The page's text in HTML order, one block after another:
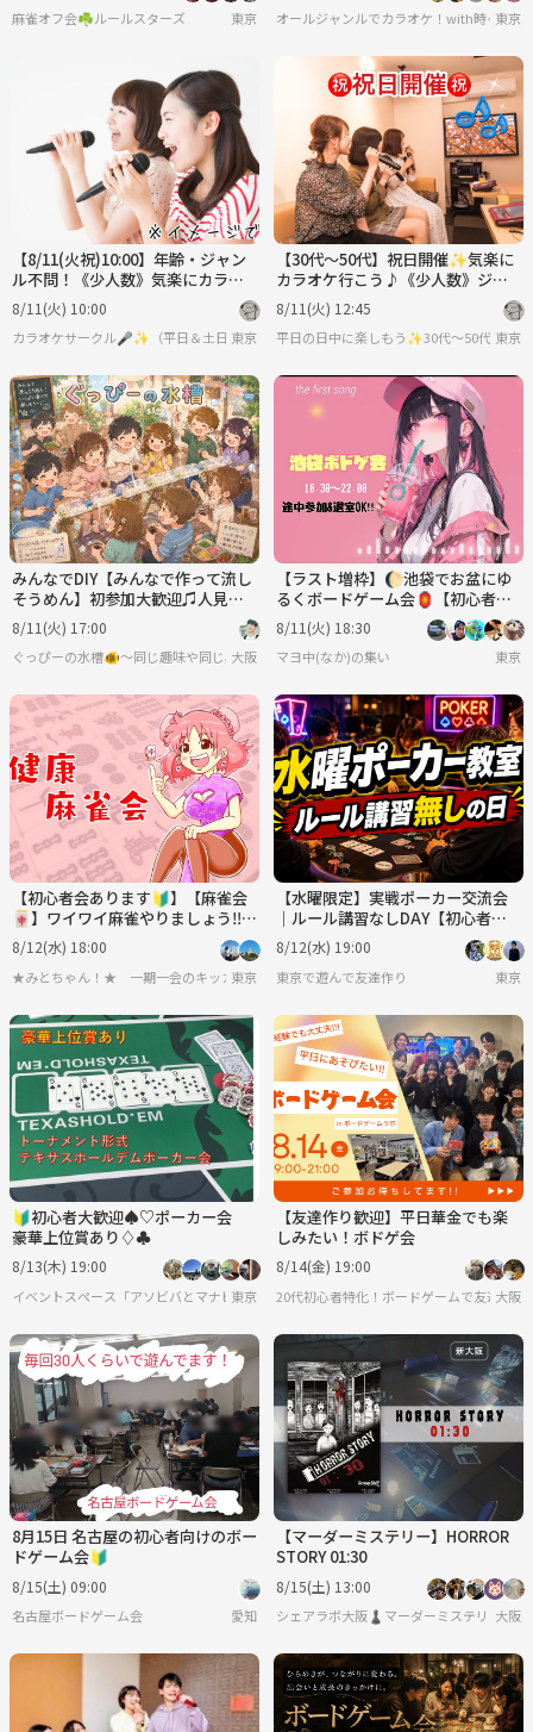
麻雀オフ会☘️ルールスターズ 東京 オールジャンルでカラオケ！with時々遊ぶ
東京
【8/11(火祝)10:00】年齢・ジャン
ル不問！《少人数》気楽にカラオ
ケ行こう♪✨初参加大歓迎😊
8/11(火) 10:00
カラオケサークル🎤✨（平日＆土日祝）
東京
【30代〜50代】祝日開催✨気楽に
カラオケ行こう♪《少人数》ジャ
ンル不問！初参加大歓迎😊✨
8/11(火) 12:45
平日の日中に楽しもう✨30代〜50代（た
東京
みんなでDIY【みんなで作って流し
そうめん】初参加大歓迎♫人見知
りも、1人参加も気軽に参加してね
♪
8/11(火) 17:00
ぐっぴーの水槽🐠〜同じ趣味や同じ興味で繋がろう〜
大阪
【ラスト増枠】🌔池袋でお盆にゆ
るくボードゲーム会🏮【初心者大
歓迎🔰】
8/11(火) 18:30
マヨ中(なか)の集い 東京
【初心者会あります🔰】【麻雀会
🀄️】ワイワイ麻雀やりましょう‼️in
駒込(夜)
8/12(水) 18:00
★みとちゃん！★ 一期一会のキッカケを大切に
東京
【水曜限定】実戦ポーカー交流会
｜ルール講習なしDAY【初心者大
歓迎！】
8/12(水) 19:00
東京で遊んで友達作り 東京
🔰初心者大歓迎♠♡ポーカー会
豪華上位賞あり♢♣
8/13(木) 19:00
イベントスペース「アソビバとマナビバ」
東京
【友達作り歓迎】平日華金でも楽
しみたい！ボドゲ会
8/14(金) 19:00
20代初心者特化！ボードゲームで友達を作
大阪
8月15日 名古屋の初心者向けのボー
ドゲーム会🔰
8/15(土) 09:00
名古屋ボードゲーム会 愛知
【マーダーミステリー】HORROR
STORY 01:30
8/15(土) 13:00
シェアラボ大阪♟️マーダーミステリー/ボ
大阪